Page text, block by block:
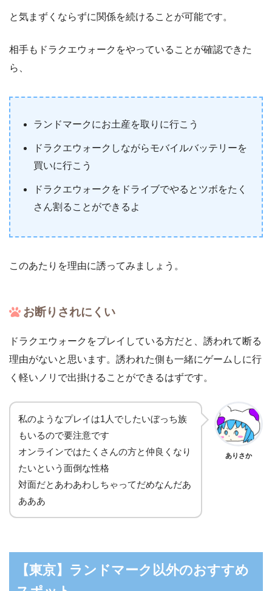
と気まずくならずに関係を続けることが可能です。
相手もドラクエウォークをやっていることが確認できた
ら、
ランドマークにお土産を取りに行こう
ドラクエウォークしながらモバイルバッテリーを
買いに行こう
ドラクエウォークをドライブでやるとツボをたく
さん割ることができるよ
このあたりを理由に誘ってみましょう。
お断りされにくい
ドラクエウォークをプレイしている方だと、誘われて断る
理由がないと思います。誘われた側も一緒にゲームしに行
く軽いノリで出掛けることができるはずです。
私のようなプレイは1人でしたいぼっち族
もいるので要注意です
オンラインではたくさんの方と仲良くなり
たいという面倒な性格
対面だとあわあわしちゃってだめなんだあ
あああ
ありさか
【東京】ランドマーク以外のおすすめ